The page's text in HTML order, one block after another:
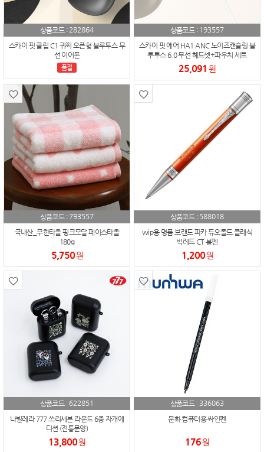
상품코드 :282864
스카이 핏 클립 C1 귀찌 오픈형 블루투스 무
선 이어폰
품절
상품코드 : 193557
스카이 핏 에어 HA1 ANC 노이즈캔슬링 블
루투스 6.0 무선 헤드셋+파우치 세트
25,091 원
상품코드 : 793557
국내산_무한타올 핑크모달 페이스타올
180g
5,750원
상품코드 : 588018
vvip용 명품 브랜드 파카 듀오폴드 클래식
빅레드 CT 볼펜
1,200원
상품코드 : 622851
나빌레라 777 쓰리세븐 라운드 6종 자개에
디션 (전통문양)
13,800원
상품코드 : 336063
문화 컴퓨터용 싸인펜
176원